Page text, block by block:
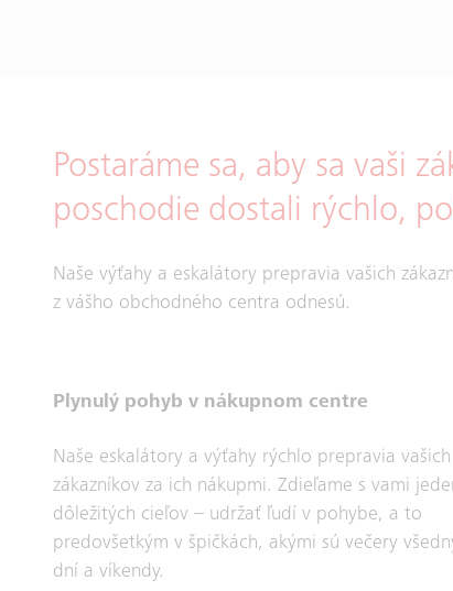
Postaráme sa, aby sa vaši
poschodie dostali rýchlo,
Naše výťahy a eskalátory prepravia vašich
z vášho obchodného centra odnesú.
Plynulý pohyb v nákupnom centre
Naše eskalátory a výťahy rýchlo prepravia vašich
zákazníkov za ich nákupmi. Zdieľame s vami
dôležitých cieľov – udržať ľudí v pohybe, a to
predovšetkým v špičkách, akými sú večery
dní a víkendy.